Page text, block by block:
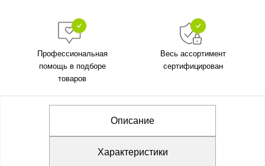
Профессиональная
помощь в подборе
товаров
Весь ассортимент
сертифицирован
Описание
Характеристики